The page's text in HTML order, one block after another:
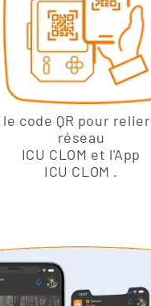
le code QR pour
réseau
ICU CLOM et l'App
ICU CLOM .